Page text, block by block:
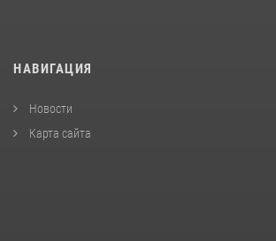
НАВИГАЦИЯ
Новости
Карта сайта